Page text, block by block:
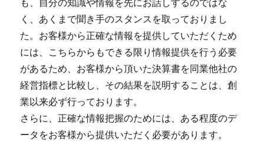
く、あくまで聞き手のスタンスを取っておりまし
た。お客様から正確な情報を提供していただくため
には、こちらからもできる限り情報提供を行う必要
があるため、お客様から頂いた決算書を同業他社の
経営指標と比較し、その結果を説明することは、創
業以来必ず行っております。
さらに、正確な情報把握のためには、ある程度のデ
ータをお客様から提供いただく必要があります。